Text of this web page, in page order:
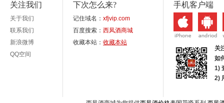
关注我们
关于我们
联系我们
新浪微博
QQ空间
下次怎么来?
记住域名： xfjvip.com
百度搜索： 西凤酒商城
收藏本站： 收藏本站
手机客户端
关
如
1)
2)